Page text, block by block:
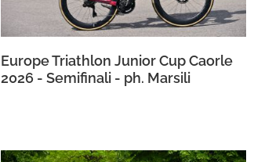
Europe Triathlon Junior Cup Caorle
2026 - Semifinali - ph. Marsili